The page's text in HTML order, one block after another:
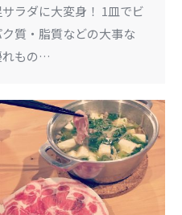
ラダに大変身！ 1皿でビ
質・脂質などの大事な
れもの…